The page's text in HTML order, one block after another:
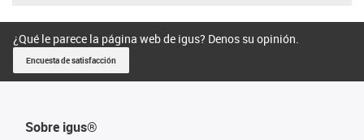
¿Qué le parece la página web de igus? Denos su opinión.
Encuesta de satisfacción
Sobre igus®